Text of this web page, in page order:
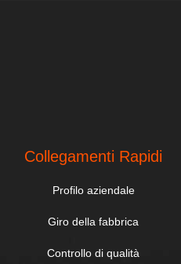
Collegamenti Rapidi
Profilo aziendale
Giro della fabbrica
Controllo di qualità